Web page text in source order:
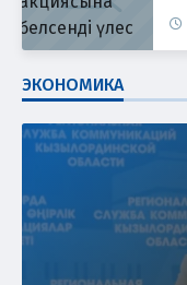
ЭКОНОМИКА